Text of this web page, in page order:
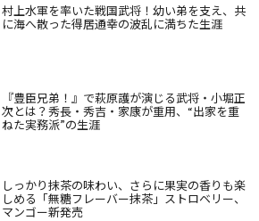
村上水軍を率いた戦国武将！幼い弟を支え、共
に海へ散った得居通幸の波乱に満ちた生涯
『豊臣兄弟！』で萩原護が演じる武将・小堀正
次とは？秀長・秀吉・家康が重用、“出家を重
ねた実務派”の生涯
しっかり抹茶の味わい、さらに果実の香りも楽
しめる「無糖フレーバー抹茶」ストロベリー、
マンゴー新発売